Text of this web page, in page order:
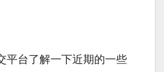
平台了解一下近期的一些